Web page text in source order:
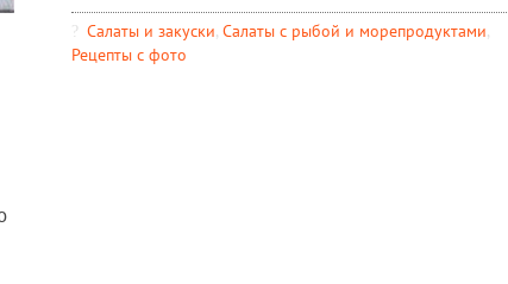
Салаты и закуски, Салаты с рыбой и морепродуктами,
Рецепты c фото